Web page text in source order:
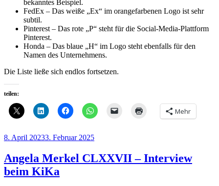
bekanntes Beispiel.
FedEx – Das weiße „Ex“ im orangefarbenen Logo ist sehr
subtil.
Pinterest – Das rote „P“ steht für die Social-Media-Plattform
Pinterest.
Honda – Das blaue „H“ im Logo steht ebenfalls für den
Namen des Unternehmens.
Die Liste ließe sich endlos fortsetzen.
teilen:
Mehr
Veröffentlicht
8. April 20233. Februar 2025
Angela Merkel CLXXVII – Interview
beim KiKa